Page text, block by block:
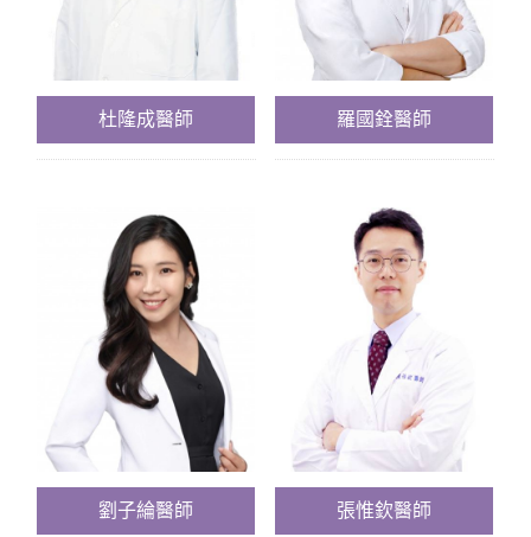
杜隆成醫師 羅國銓醫師
劉子綸醫師 張惟欽醫師